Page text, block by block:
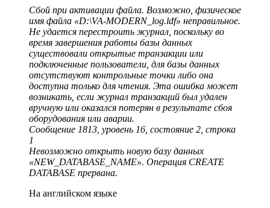
Сбой при активации файла. Возможно, физическое
имя файла «D:\VA-MODERN_log.ldf» неправильное.
Не удается перестроить журнал, поскольку во
время завершения работы базы данных
существовали открытые транзакции или
подключенные пользователи, для базы данных
отсутствуют контрольные точки либо она
доступна только для чтения. Эта ошибка может
возникать, если журнал транзакций был удален
вручную или оказался потерян в результате сбоя
оборудования или аварии.
Сообщение 1813, уровень 16, состояние 2, строка
1
Невозможно открыть новую базу данных
«NEW_DATABASE_NAME». Операция CREATE
DATABASE прервана.
На английском языке